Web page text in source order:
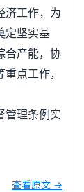
济工作，为
定坚实基
合产能，协
点工作，
管理条例实
查看原文 →